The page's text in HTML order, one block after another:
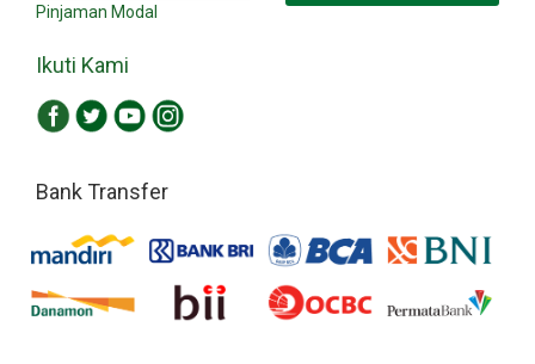
Pinjaman Modal
Ikuti Kami
Bank Transfer